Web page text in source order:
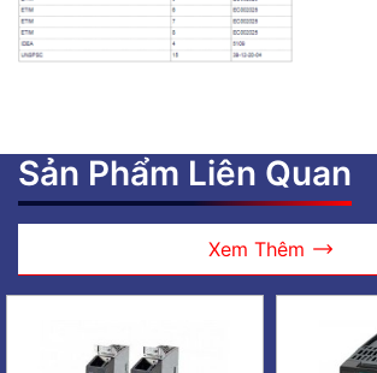
Sản Phẩm Liên Quan
Xem Thêm